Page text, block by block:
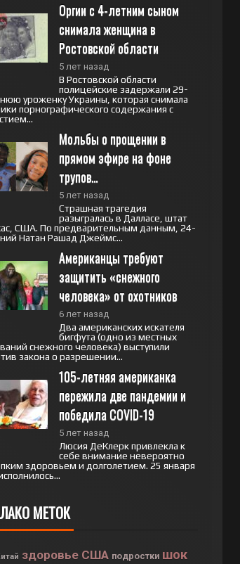
Оргии с 4-летним сыном
снимала женщина в
Ростовской области
5 лет назад
В Ростовской области
полицейские задержали 29-
уроженку Украины, которая снимала
порнографического содержания с
Мольбы о прощении в
прямом эфире на фоне
трупов…
5 лет назад
Страшная трагедия
разыгралась в Далласе, штат
США. По предварительным данным, 24-
Натан Рашад Джеймс...
Американцы требуют
защитить «снежного
человека» от охотников
6 лет назад
Два американских искателя
бигфута (одно из местных
снежного человека) выступили
закона о разрешении...
105-летняя американка
пережила две пандемии и
победила COVID-19
5 лет назад
Люсия ДеКлерк привлекла к
себе внимание невероятно
здоровьем и долголетием. 25 января
МЕТОК
здоровье США подростки шок